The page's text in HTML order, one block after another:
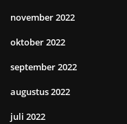
november 2022
oktober 2022
september 2022
augustus 2022
juli 2022